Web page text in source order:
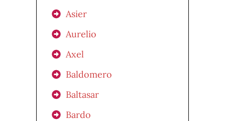
Asier
Aurelio
Axel
Baldomero
Baltasar
Bardo